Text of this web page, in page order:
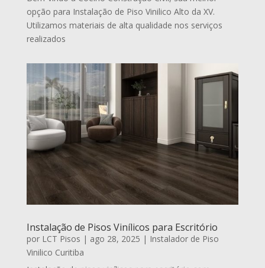
opção para Instalação de Piso Vinilico Alto da XV.
Utilizamos materiais de alta qualidade nos serviços
realizados
Instalação de Pisos Vinílicos para Escritório
por LCT Pisos | ago 28, 2025 | Instalador de Piso
Vinilico Curitiba